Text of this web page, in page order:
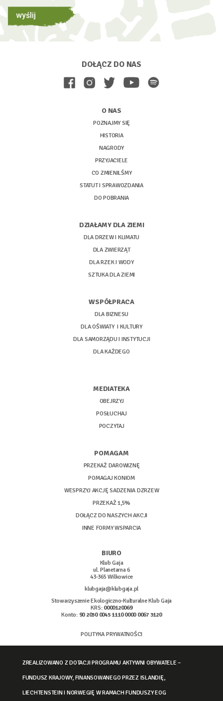
wyślij
DOŁĄCZ DO NAS
O NAS
POZNAJMY SIĘ
HISTORIA
NAGRODY
PRZYJACIELE
CO ZMIENILŚMY
STATUT I SPRAWOZDANIA
DO POBRANIA
DZIAŁAMY DLA ZIEMI
DLA DRZEW I KLIMATU
DLA ZWIERZĄT
DLA RZEK I WODY
SZTUKA DLA ZIEMI
WSPÓŁPRACA
DLA BIZNESU
DLA OŚWIATY I KULTURY
DLA SAMORZĄDU I INSTYTUCJI
DLA KAŻDEGO
MEDIATEKA
OBEJRZYJ
POSŁUCHAJ
POCZYTAJ
POMAGAM
PRZEKAŻ DAROWIZNĘ
POMAGAJ KONIOM
WESPRZYJ AKCJĘ SADZENIA DZRZEW
PRZEKAŻ 1,5%
DOŁĄCZ DO NASZYCH AKCJI
INNE FORMY WSPARCIA
BIURO
Klub Gaja
ul. Planetarna 6
43-365 Wilkowice
klubgaja@klubgaja.pl
Stowarzyszenie Ekologiczno-Kulturalne Klub Gaja
KRS: 0000120069
Konto: 90 2030 0045 1110 0000 0067 3120
POLITYKA PRYWATNOŚCI
ZREALIZOWANO Z DOTACJI PROGRAMU AKTYWNI OBYWATELE –
FUNDUSZ KRAJOWY, FINANSOWANEGO PRZEZ ISLANDIĘ,
LIECHTENSTEIN I NORWEGIĘ W RAMACH FUNDUSZY EOG